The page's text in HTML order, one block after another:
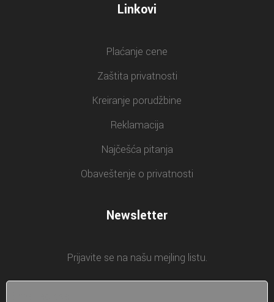
Linkovi
Plaćanje cene
Zaštita privatnosti
Kreiranje porudžbine
Reklamacija
Najčešća pitanja
Obaveštenje o privatnosti
Newsletter
Prijavite se na našu mejling listu.